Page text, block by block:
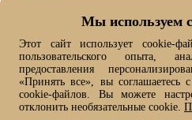
Ярославль
Ваш город -Москва ?
Да Нет, выбрать другой
От выбранного города зависит
Быстрый заказ
Мы используем
Этот сайт использует cookie-
пользовательского опыта,
предоставления
«Принять все», вы соглашаетесь
cookie-файлов. Вы можете
отклонить необязательные cookie.